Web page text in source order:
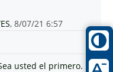
, 8/07/21 6:57
usted el primero.